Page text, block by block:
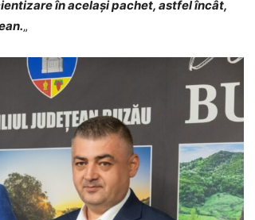
în același pachet, astfel încât,
„